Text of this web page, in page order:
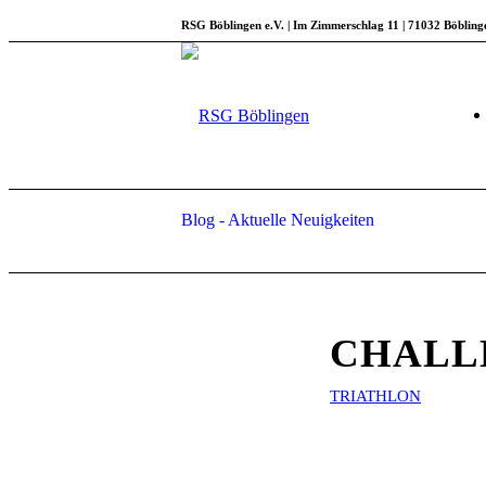
RSG Böblingen e.V. | Im Zimmerschlag 11 | 71032
Blog - Aktuelle Neuigkeiten
TRIATHLON